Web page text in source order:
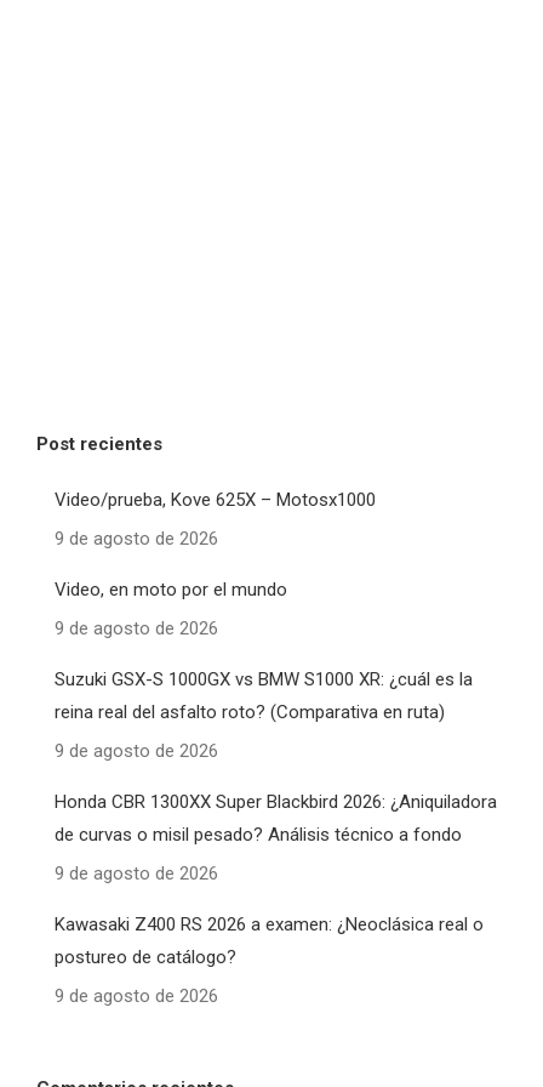
Post recientes
Video/prueba, Kove 625X – Motosx1000
9 de agosto de 2026
Video, en moto por el mundo
9 de agosto de 2026
Suzuki GSX-S 1000GX vs BMW S1000 XR: ¿cuál es la
reina real del asfalto roto? (Comparativa en ruta)
9 de agosto de 2026
Honda CBR 1300XX Super Blackbird 2026: ¿Aniquiladora
de curvas o misil pesado? Análisis técnico a fondo
9 de agosto de 2026
Kawasaki Z400 RS 2026 a examen: ¿Neoclásica real o
postureo de catálogo?
9 de agosto de 2026